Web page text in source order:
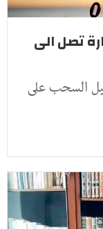
تصل الى
اليوم 06 اوت 2026 قليل السحب على